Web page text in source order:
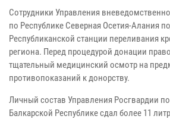
Сотрудники Управления
по Республике Северная Осетия-Алания
Республиканской станции переливания
региона. Перед процедурой донации
тщательный медицинский осмотр на
противопоказаний к донорству.
Личный состав Управления Росгвардии
Балкарской Республике сдал более 11